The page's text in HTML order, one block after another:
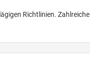
Richtlinien. Zahlreiche